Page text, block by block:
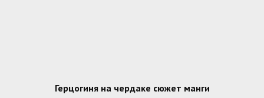
Герцогиня на чердаке сюжет манги